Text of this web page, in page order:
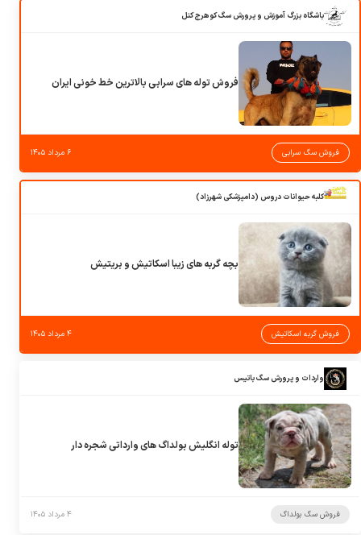
باشگاه بزرگ آموزش و پرورش سگ کوهرج کنل
فروش توله های سرابی بالاترین خط خونی ایران
فروش سگ سرابی ۶ مرداد ۱۴۰۵
کلبه حیوانات دروس (دامپزشکی شهرزاد)
بچه گربه های زیبا اسکاتیش و بریتیش
فروش گربه اسکاتیش ۴ مرداد ۱۴۰۵
واردات و پرورش سگ باتیس
توله انگلیش بولداگ های وارداتی شجره دار
فروش سگ بولداگ ۴ مرداد ۱۴۰۵